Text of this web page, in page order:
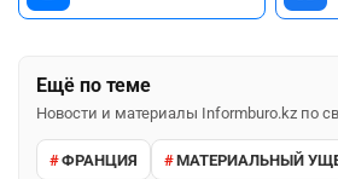
Ещё по теме
Новости и материалы Informburo.kz по
ФРАНЦИЯ МАТЕРИАЛЬНЫЙ